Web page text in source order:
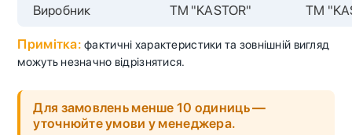
Виробник TM "KASTOR" TM
Примітка: фактичні характеристики та зовнішній вигляд
можуть незначно відрізнятися.
Для замовлень менше 10 одиниць —
уточнюйте умови у менеджера.